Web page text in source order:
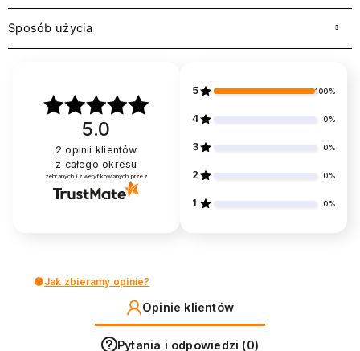
Sposób użycia
5.0
2 opinii klientów
z całego okresu
zebranych i zweryfikowanych przez
5 100%
4 0%
3 0%
2 0%
1 0%
Jak zbieramy opinie?
Opinie klientów
Pytania i odpowiedzi (0)